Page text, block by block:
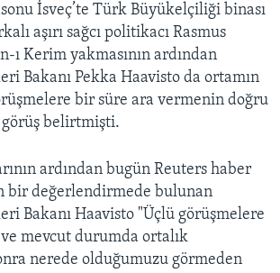
İsveç’te Türk Büyükelçiliği binası
aşırı sağcı politikacı Rasmus
ı Kerim yakmasının ardından
Bakanı Pekka Haavisto da ortamın
bir süre ara vermenin doğru
görüş belirtmişti.
ardından bugün Reuters haber
bir değerlendirmede bulunan
Bakanı Haavisto "Üçlü görüşmelere
mevcut durumda ortalık
nerede olduğumuzu görmeden